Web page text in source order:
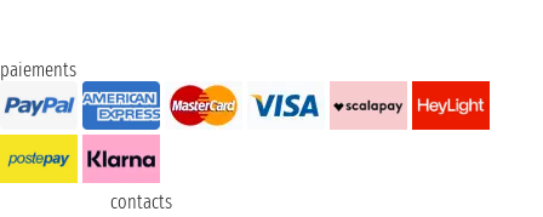
paiements
contacts